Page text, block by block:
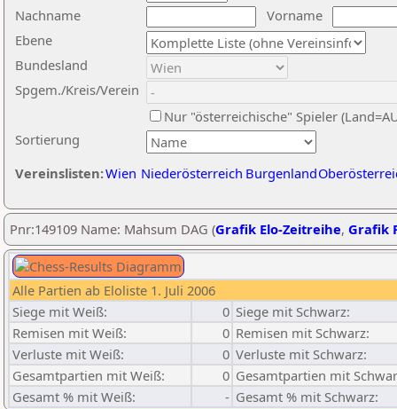
Nachname
Vorname
Ebene
Sortierung
Bundesland
Spgem./Kreis/Verein
Nur "österreichische" Spieler
Vereinslisten:Wien Niederösterreich Burgenland
Pnr:149109 Name: Mahsum DAG (Grafik Elo-Zeitreihe, Grafik
Alle Partien ab Eloliste 1. Juli 2006
Siege mit Weiß:
0 Siege mit Schwarz:
Remisen mit Weiß:
0 Remisen mit Schwarz:
Verluste mit Weiß:
0 Verluste mit Schwarz:
Gesamtpartien mit Weiß:
0 Gesamtpartien mit
Gesamt % mit Weiß:
- Gesamt % mit Schwarz: